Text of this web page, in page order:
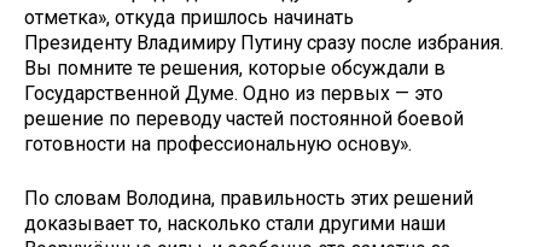
отметка», откуда пришлось начинать
Президенту Владимиру Путину сразу после избрания.
Вы помните те решения, которые обсуждали в
Государственной Думе. Одно из первых — это
решение по переводу частей постоянной боевой
готовности на профессиональную основу».
По словам Володина, правильность этих решений
доказывает то, насколько стали другими наши